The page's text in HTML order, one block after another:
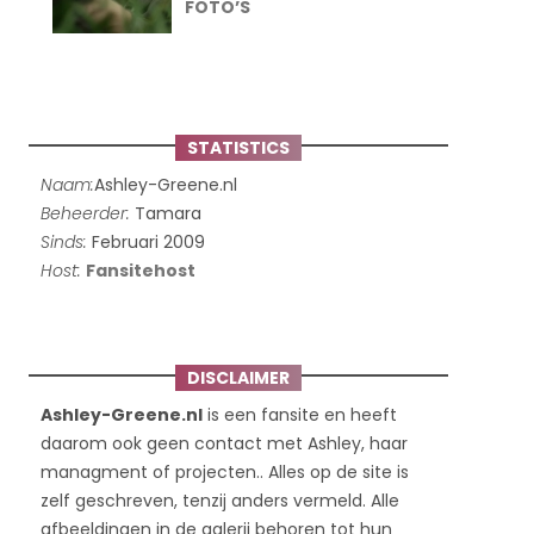
FOTO’S
STATISTICS
Naam:Ashley-Greene.nl
Beheerder: Tamara
Sinds: Februari 2009
Host: Fansitehost
DISCLAIMER
Ashley-Greene.nl is een fansite en heeft
daarom ook geen contact met Ashley, haar
managment of projecten.. Alles op de site is
zelf geschreven, tenzij anders vermeld. Alle
afbeeldingen in de galerij behoren tot hun